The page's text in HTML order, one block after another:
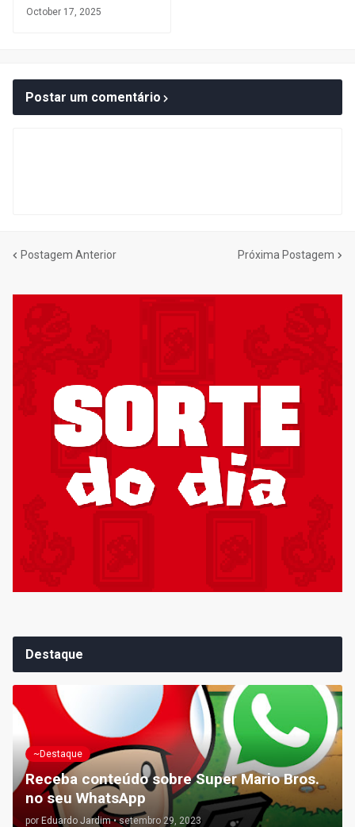
October 17, 2025
Postar um comentário
Postagem Anterior Próxima Postagem
Destaque
~Destaque
Receba conteúdo sobre Super Mario Bros.
no seu WhatsApp
por Eduardo Jardim • setembro 29, 2023